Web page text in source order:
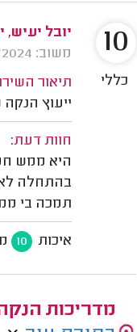
יובל יעיש,
משוב: 16/05/2024
תיאור
ייעוץ
חוות דעת:
היא ממש
בהתחלה לא
תמכה בי
איכות 10
10
כללי
מדריכות